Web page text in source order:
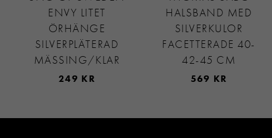
ENVY LITET
ÖRHÄNGE
SILVERPLÄTERAD
MÄSSING/KLAR
249 KR
HALSBAND MED
SILVERKULOR
FACETTERADE 40-
42-45 CM
569 KR